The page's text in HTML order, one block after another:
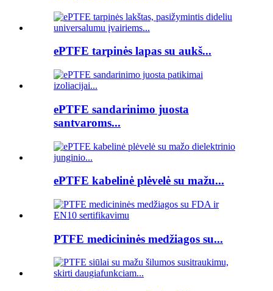
ePTFE tarpinės lapas su aukš...
ePTFE sandarinimo juosta
santvaroms...
ePTFE kabelinė plėvelė su mažu...
PTFE medicininės medžiagos su...